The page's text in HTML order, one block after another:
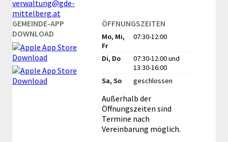
verwaltung@gde-
mittelberg.at
GEMEINDE-APP
DOWNLOAD
ÖFFNUNGSZEITEN
Mo, Mi,
Fr
07:30-12:00
Di, Do 07:30-12:00und
13:30-16:00
Sa, So
geschlossen
Außerhalb der
Öffnungszeiten sind
Termine nach
Vereinbarung möglich.